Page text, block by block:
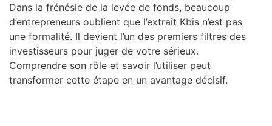
Dans la frénésie de la levée de fonds, beaucoup
d’entrepreneurs oublient que l’extrait Kbis n’est pas
une formalité. Il devient l’un des premiers filtres des
investisseurs pour juger de votre sérieux.
Comprendre son rôle et savoir l’utiliser peut
transformer cette étape en un avantage décisif.